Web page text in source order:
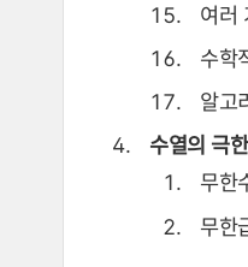
여러
수학
알고
수열의 극한
무한
무한